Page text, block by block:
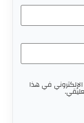
في هذا